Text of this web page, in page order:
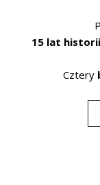
15 lat historii
Cztery